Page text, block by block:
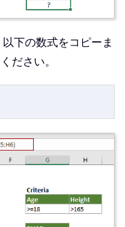
下の数式をコピーま
ださい。